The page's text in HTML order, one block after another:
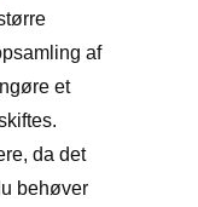
af
et
da det
behøver